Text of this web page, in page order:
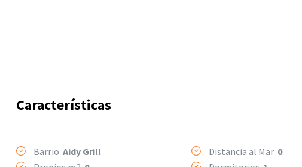
Características
Barrio Aidy Grill Distancia al Mar 0